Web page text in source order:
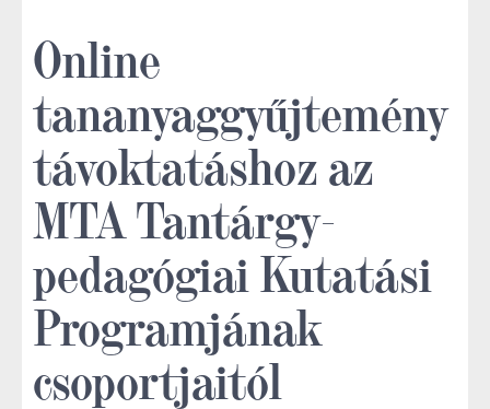
Online
tananyaggyűjtemény
távoktatáshoz az
MTA Tantárgy-
pedagógiai Kutatási
Programjának
csoportjaitól